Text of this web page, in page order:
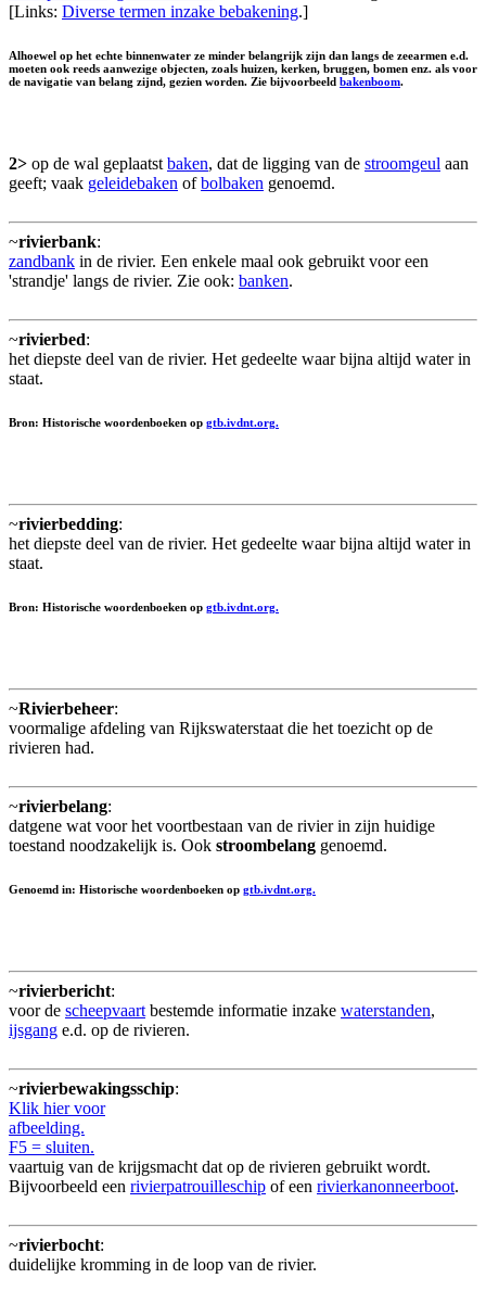
[Links: Diverse termen inzake bebakening.]
Alhoewel op het echte binnenwater ze minder belangrijk zijn dan langs de zeearmen e.d.
moeten ook reeds aanwezige objecten, zoals huizen, kerken, bruggen, bomen enz. als voor
de navigatie van belang zijnd, gezien worden. Zie bijvoorbeeld bakenboom.
2> op de wal geplaatst baken, dat de ligging van de stroomgeul aan
geeft; vaak geleidebaken ofbolbaken genoemd.
~rivierbank:
zandbank in de rivier. Een enkele maal ook gebruikt voor een
'strandje' langs de rivier. Zie ook: banken.
~rivierbed:
het diepste deel van de rivier. Het gedeelte waar bijna altijd water in
staat.
Bron: Historische woordenboeken op gtb.ivdnt.org.
~rivierbedding:
het diepste deel van de rivier. Het gedeelte waar bijna altijd water in
staat.
Bron: Historische woordenboeken op gtb.ivdnt.org.
~Rivierbeheer:
voormalige afdeling van Rijkswaterstaat die het toezicht op de
rivieren had.
~rivierbelang:
datgene wat voor het voortbestaan van de rivier in zijn huidige
toestand noodzakelijk is. Ook stroombelang genoemd.
Genoemd in: Historische woordenboeken op gtb.ivdnt.org.
~rivierbericht:
voor de scheepvaart bestemde informatie inzake waterstanden,
ijsgang e.d. op de rivieren.
~rivierbewakingsschip:
Klik hier voor
afbeelding.
F5 = sluiten.
vaartuig van de krijgsmacht dat op de rivieren gebruikt wordt.
Bijvoorbeeld een rivierpatrouilleschip of een rivierkanonneerboot.
~rivierbocht:
duidelijke kromming in de loop van de rivier.